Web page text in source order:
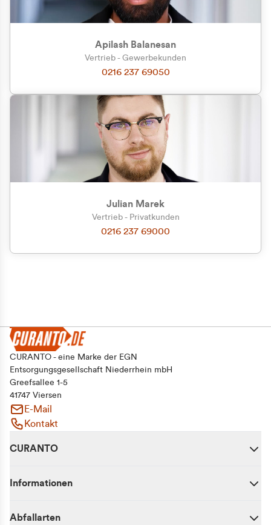
Zu welcher Kundengruppe
gehören Sie?
Privatkunde (inkl. MwSt.)
Geschäftskunde (exkl. MwSt.)
Apilash Balanesan
Vertrieb - Gewerbekunden
0216 237 69050
Julian Marek
Vertrieb - Privatkunden
0216 237 69000
CURANTO - eine Marke der EGN
Entsorgungsgesellschaft Niederrhein mbH
Greefsallee 1-5
41747 Viersen
E-Mail
Kontakt
CURANTO
Informationen
Abfallarten